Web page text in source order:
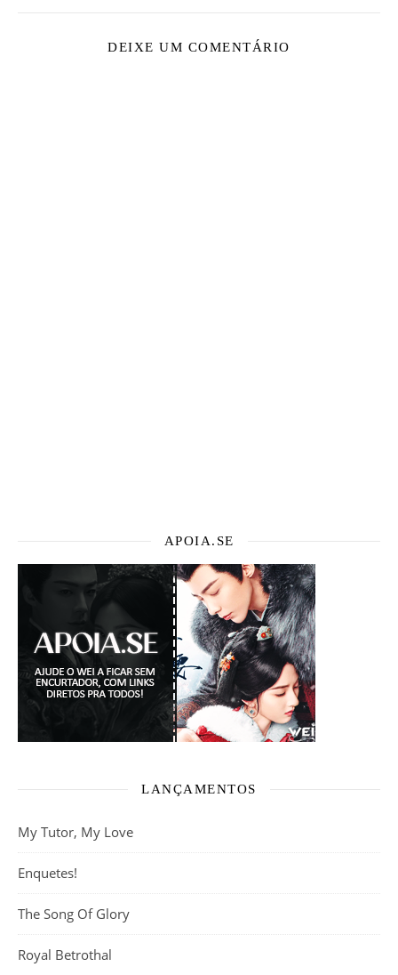
DEIXE UM COMENTÁRIO
APOIA.SE
LANÇAMENTOS
My Tutor, My Love
Enquetes!
The Song Of Glory
Royal Betrothal